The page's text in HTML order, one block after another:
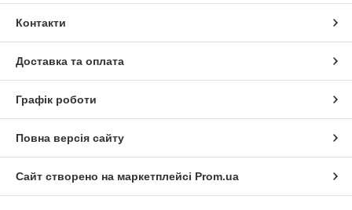
Контакти
Доставка та оплата
Графік роботи
Повна версія сайту
Сайт створено на маркетплейсі Prom.ua